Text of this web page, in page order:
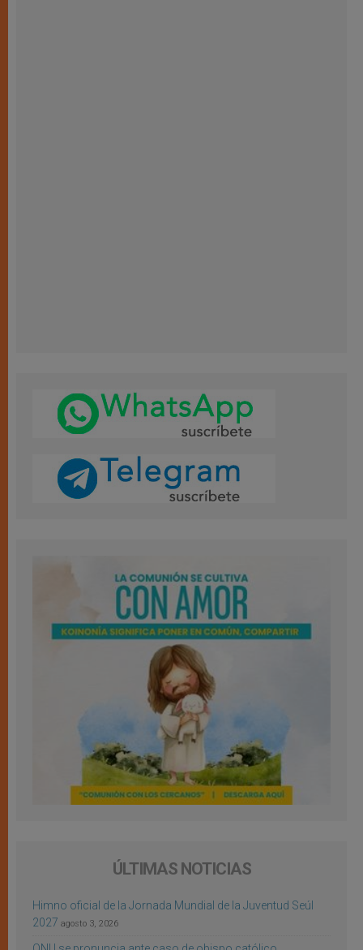
ÚLTIMAS NOTICIAS
Himno oficial de la Jornada Mundial de la Juventud Seúl
2027 agosto 3, 2026